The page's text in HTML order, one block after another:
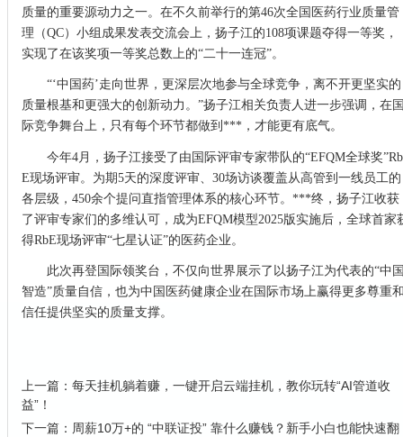
质量的重要源动力之一。在不久前举行的第46次全国医药行业质量管
理（QC）小组成果发表交流会上，扬子江的108项课题夺得一等奖，
实现了在该奖项一等奖总数上的“二十一连冠”。
“‘中国药’走向世界，更深层次地参与全球竞争，离不开更坚实的
质量根基和更强大的创新动力。”扬子江相关负责人进一步强调，在
际竞争舞台上，只有每个环节都做到***，才能更有底气。
今年4月，扬子江接受了由国际评审专家带队的“EFQM全球奖”Rb
E现场评审。为期5天的深度评审、30场访谈覆盖从高管到一线员工的
各层级，450余个提问直指管理体系的核心环节。***终，扬子江收获
了评审专家们的多维认可，成为EFQM模型2025版实施后，全球首家
得RbE现场评审“七星认证”的医药企业。
此次再登国际领奖台，不仅向世界展示了以扬子江为代表的“中
智造”质量自信，也为中国医药健康企业在国际市场上赢得更多尊重
信任提供坚实的质量支撑。
上一篇： 每天挂机躺着赚，一键开启云端挂机，教你玩转“AI管道收
益”！
下一篇： 周薪10万+的 “中联证投” 靠什么赚钱？新手小白也能快速翻